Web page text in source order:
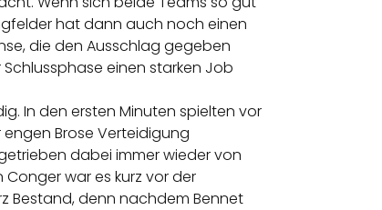
hat dann auch noch einen
die den Ausschlag gegeben
einen starken Job
In den ersten Minuten spielten vor
engen Brose Verteidigung
dabei immer wieder von
Conger war es kurz vor der
Bestand, denn nachdem Bennet